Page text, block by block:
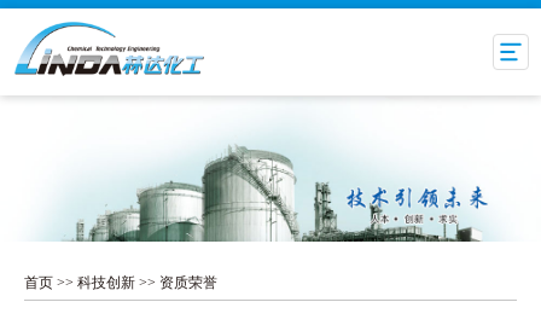
首页 >> 科技创新 >> 资质荣誉